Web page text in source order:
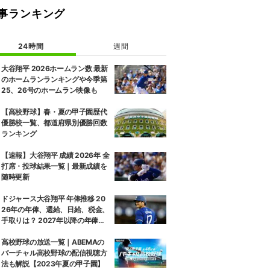
ランキング
24時間 週間
大谷翔平 2026ホームラン数 最新
のホームランランキングや今季第
25、26号のホームラン映像も
【高校野球】春・夏の甲子園歴代
優勝校一覧、都道府県別優勝回数
ランキング
【速報】大谷翔平 成績 2026年 全
打席・投球結果一覧｜最新成績を
随時更新
ドジャース大谷翔平 年俸推移 20
26年の年俸、週給、日給、税金、
手取りは？ 2027年以降の年俸推
高校野球の放送一覧｜ABEMAの
バーチャル高校野球の配信視聴方
法も解説【2023年夏の甲子園】